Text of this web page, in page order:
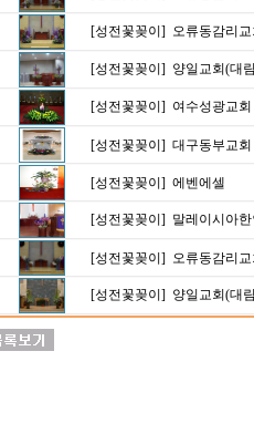
[성전꽃꽂이] 오류동감리
[성전꽃꽂이] 양일교회(대
[성전꽃꽂이] 여수성광교회
[성전꽃꽂이] 대구동부교
[성전꽃꽂이] 에벤에셀
[성전꽃꽂이] 말레이시아한
[성전꽃꽂이] 오류동감리
[성전꽃꽂이] 양일교회(대